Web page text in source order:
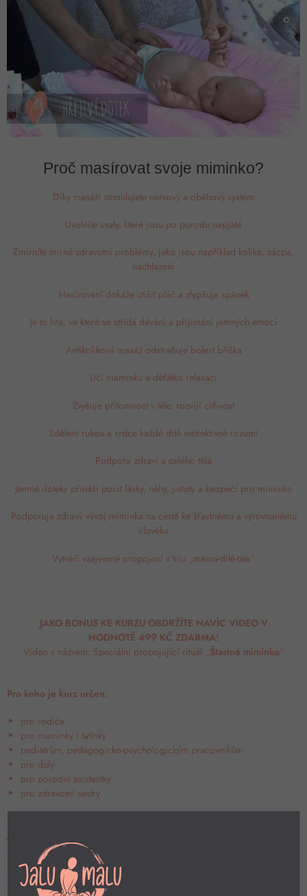
Proč masírovat svoje miminko?
Díky masáži stimulujete nervový a oběhový systém
Uvolníte svaly, které jsou po porodu napjaté
Zmírníte mírné zdravotní problémy, jako jsou například kolika, zácpa,
nachlazení
Masírování dokáže utišit pláč a zlepšuje spánek
Je to hra, ve které se střídá dávání a přijímání jemných emocí
Antikoliková masáž odstraňuje bolest bříška
Učí maminku a děťátko relaxaci
Zvyšuje přítomnost v těle, rozvijí citlivost
Sdělení rukou a srdce každé dítě instinktivně rozumí
Podpora zdraví a celého těla
Jemné doteky přináší pocit lásky, něhy, jistoty a bezpečí pro miminko
Podporuje zdravý vývoj miminka na cestě ke šťastnému a vyrovnanému
člověku
Vytváří vzájemné propojení v triu „máma-dítě-táta“
JAKO BONUS KE KURZU OBDRŽÍTE NAVÍC VIDEO V
HODNOTĚ 499 KČ ZDARMA!
Video s názvem: Speciální propojující rituál „Štastné miminko“
Pro koho je kurz určen:
pro rodiče
pro maminky i tatínky
pediatrům, pedagogicko-psychologickým pracovníkům
pro duly
pro porodní asistentky
pro zdravotní sestry
neomezený přístup do kurzu na 1 rok
studujete podle vlastního tempa, kdykoliv a kdekoliv
moderní a online výukový systém